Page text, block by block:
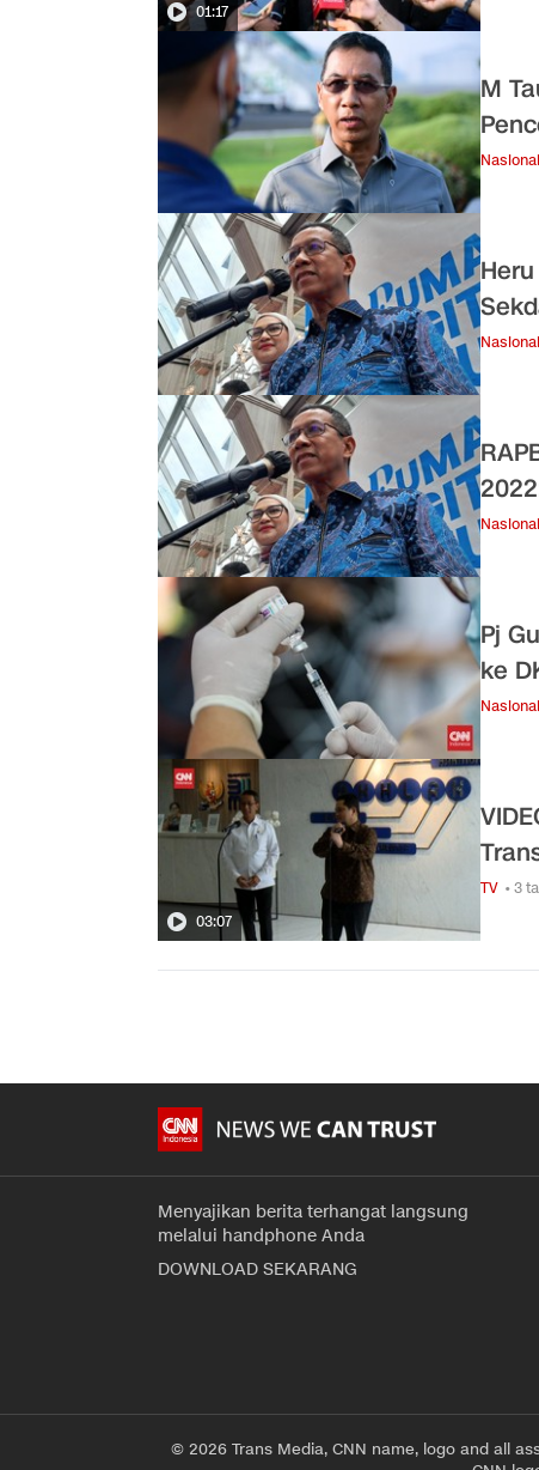
01:17
M
Nasional
Nasional
Nasional
Pj
ke
Nasional
03:07
TV • 3
Menyajikan berita terhangat langsung
melalui handphone Anda
DOWNLOAD SEKARANG
© 2026 Trans Media, CNN name, logo and all